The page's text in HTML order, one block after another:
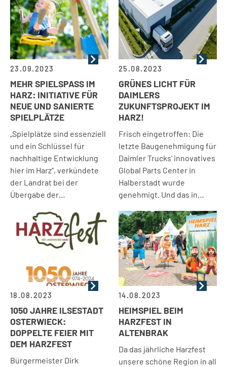
23.09.2023
MEHR SPIELSPASS IM H
ARZ: INITIATIVE FÜR N
EUE UND SANIERTE S
PIELPLÄTZE
„Spielplätze sind essenziell
und ein Schlüssel für
nachhaltige Entwicklung
hier im Harz“, verkündete
der Landrat bei der
Übergabe der…
25.08.2023
GRÜNES LICHT FÜR
DAIMLERS
ZUKUNFTSPROJEKT IM
HARZ!
Frisch eingetroffen: Die
letzte Baugenehmigung für
Daimler Trucks' innovatives
Global Parts Center in
Halberstadt wurde
genehmigt. Und das in…
18.08.2023
1050 JAHRE ILSESTADT
OSTERWIECK:
DOPPELTE FEIER MIT
DEM HARZFEST
Bürgermeister Dirk
14.08.2023
HEIMSPIEL BEIM
HARZFEST IN
ALTENBRAK
Da das jährliche Harzfest
unsere schöne Region in all